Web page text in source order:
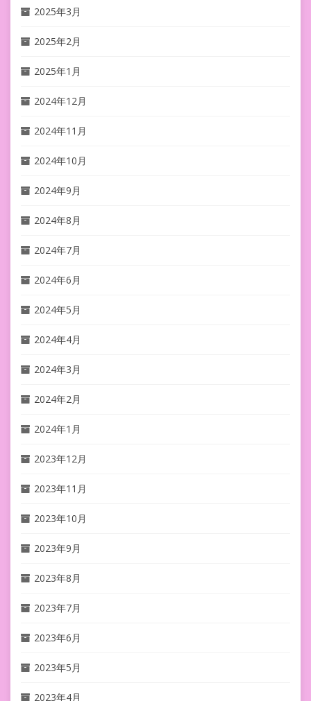
2025年3月
2025年2月
2025年1月
2024年12月
2024年11月
2024年10月
2024年9月
2024年8月
2024年7月
2024年6月
2024年5月
2024年4月
2024年3月
2024年2月
2024年1月
2023年12月
2023年11月
2023年10月
2023年9月
2023年8月
2023年7月
2023年6月
2023年5月
2023年4月